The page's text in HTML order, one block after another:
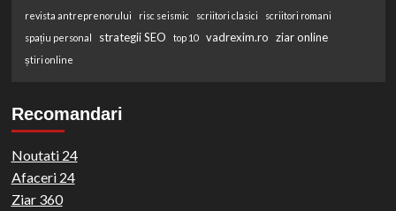
revista antreprenorului risc seismic scriitori clasici
scriitori romani
spațiu personal
strategii SEO top 10 vadrexim.ro ziar online
știri online
Recomandari
Noutati 24
Afaceri 24
Ziar 360